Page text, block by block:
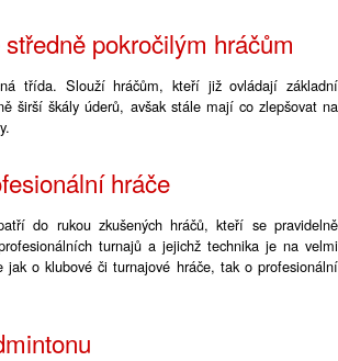
pokročilým hráčům
třída. Slouží hráčům, kteří již ovládají základní
širší škály úderů, avšak stále mají co zlepšovat na
hráče
do rukou zkušených hráčů, kteří se pravidelně
turnajů a jejichž technika je na velmi
jak o klubové či turnajové hráče, tak o profesionální